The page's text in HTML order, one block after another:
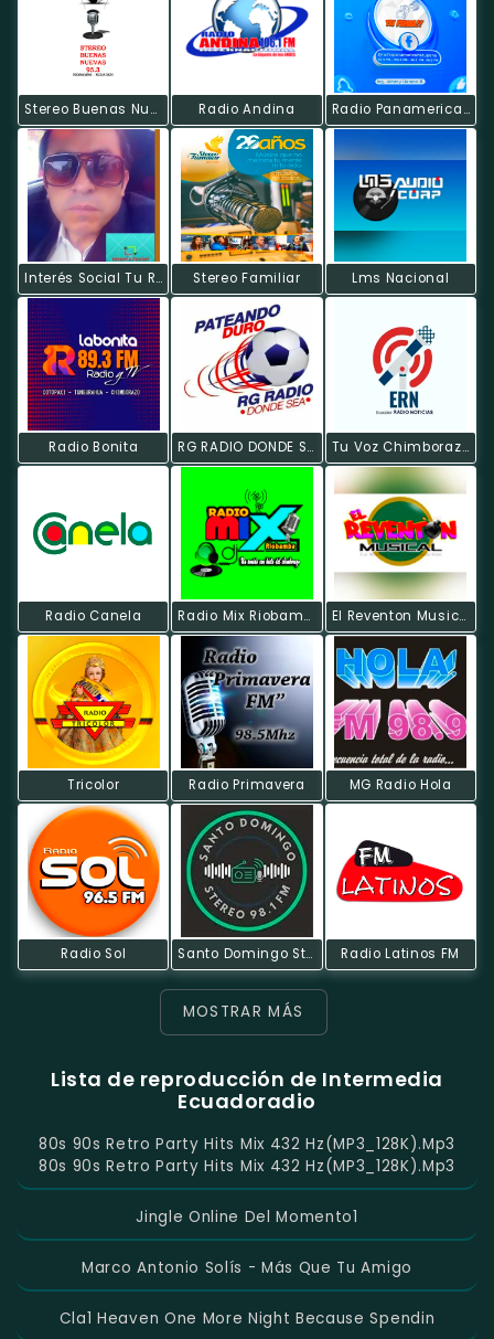
Stereo Buenas Nuevas Radio Andina Radio Panamericana
Interés Social Tu Radio Stereo Familiar Lms Nacional
Radio Bonita RG RADIO DONDE SEA Tu Voz Chimborazo
Radio Canela Radio Mix Riobamba El Reventon Musical
Tricolor Radio Primavera MG Radio Hola
Radio Sol Santo Domingo Stereo Radio Latinos FM
MOSTRAR MÁS
Lista de reproducción de Intermedia
Ecuadoradio
80s 90s Retro Party Hits Mix 432 Hz(MP3_128K).mp3
80s 90s Retro Party Hits Mix 432 Hz(MP3_128K).mp3
Jingle Online Del Momento1
Marco Antonio Solís - Más Que Tu Amigo
Cla1 Heaven One More Night Because Spendin